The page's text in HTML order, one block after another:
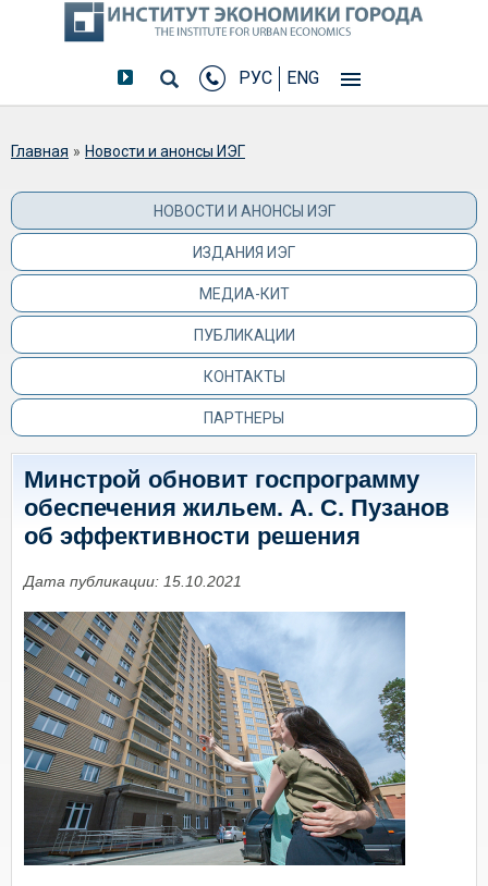
РУС ENG
Вы здесь
Главная » Новости и анонсы ИЭГ
НОВОСТИ И АНОНСЫ ИЭГ
ИЗДАНИЯ ИЭГ
МЕДИА-КИТ
ПУБЛИКАЦИИ
КОНТАКТЫ
ПАРТНЕРЫ
Минстрой обновит госпрограмму
обеспечения жильем. А. С. Пузанов
об эффективности решения
Дата публикации: 15.10.2021